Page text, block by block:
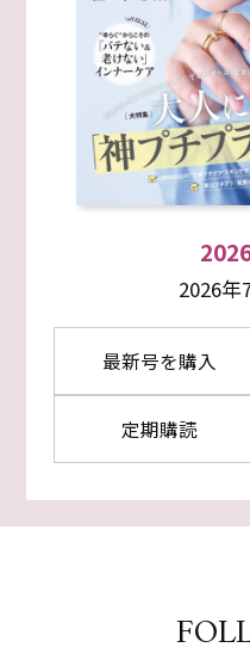
2026年
最新号を購入
定期購読